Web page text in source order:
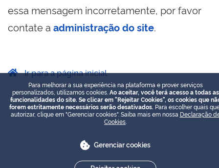
essa mensagem incorretamente, por favor
contate a administração do site.
Ir para a página inicial
Para melhorar a sua experiência na plataforma e prover serviços
personalizados, utilizamos cookies. Ao aceitar, você terá acesso a todas as
funcionalidades do site. Se clicar em "Rejeitar Cookies", os cookies que
forem estritamente necessários serão desativados. Para escolher quais
autorizar, clique em "Gerenciar cookies". Saiba mais em nossa Declaração
Cookies
Gerenciar cookies